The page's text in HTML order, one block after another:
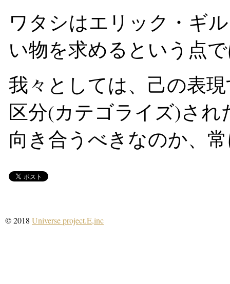
ワタシはエリック・ギ
い物を求めるという点
我々としては、己の表
区分(カテゴライズ)さ
向き合うべきなのか、
© 2018 Universe project.E,inc